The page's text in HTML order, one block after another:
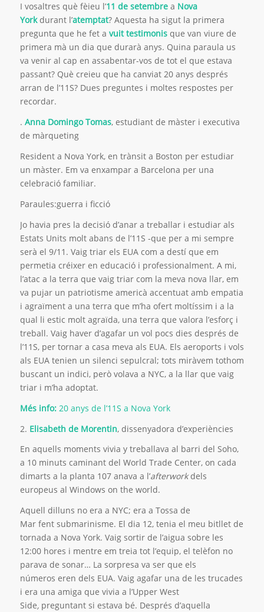
I vosaltres què fèieu l’11 de setembre a Nova
Yorkdurant l’atemptat? Aquesta ha sigut la primera
pregunta que he fet a vuit testimonisque van viure de
primera mà un dia que durarà anys. Quina paraula us
va venir al cap en assabentar-vos de tot el que estava
passant? Què creieu que ha canviat 20 anys després
arran de l’11S? Dues preguntes i moltes respostes per
recordar.
. Anna Domingo Tomas, estudiant de màster i executiva
de màrqueting
Resident a Nova York, en trànsit a Boston per estudiar
un màster. Em va enxampar a Barcelona per una
celebració familiar.
Paraules:guerra i ficció
Jo havia pres la decisió d’anar a treballar i estudiar als
Estats Units molt abans de l’11S -que per a mi sempre
serà el 9/11. Vaig triar els EUA com a destí que em
permetia créixer en educació i professionalment. A mi,
l’atac a la terra que vaig triar com la meva nova llar, em
va pujar un patriotisme americà accentuat amb empatia
i agraïment a una terra que m’ha ofert moltíssim i a la
qual li estic molt agraïda, una terra que valora l’esforç i
treball. Vaig haver d’agafar un vol pocs dies després de
l’11S, per tornar a casa meva als EUA. Els aeroports i vols
als EUA tenien un silenci sepulcral; tots miràvem tothom
buscant un indici, però volava a NYC, a la llar que vaig
triar i m’ha adoptat.
Més info: 20 anys de l’11S a Nova York
2. Elisabeth de Morentin, dissenyadora d’experiències
En aquells moments vivia y treballava al barri del Soho,
a 10 minuts caminant del World Trade Center, on cada
dimarts a la planta 107 anava a l’afterworkdels
europeus al Windows on the world.
Aquell dilluns no era a NYC; era a Tossa de
Mar fent submarinisme. El dia 12, tenia el meu bitllet de
tornada a Nova York. Vaig sortir de l’aigua sobre les
12:00 hores i mentre em treia tot l’equip, el telèfon no
parava de sonar… La sorpresa va ser que els
números eren dels EUA. Vaig agafar una de les trucades
i era una amiga que vivia a l’Upper West
Side,preguntant si estava bé. Després d’aquella